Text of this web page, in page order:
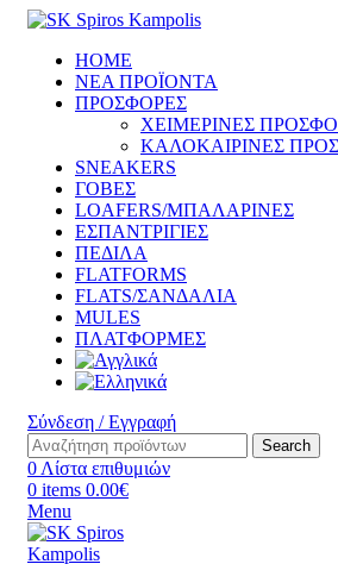
HOME
ΝΕΑ ΠΡΟΪΟΝΤΑ
ΠΡΟΣΦΟΡΕΣ
ΧΕΙΜΕΡΙΝΕΣ
ΚΑΛΟΚΑΙΡΙΝΕΣ
SNEAKERS
ΓΟΒΕΣ
LOAFERS/ΜΠΑΛΑΡΙΝΕΣ
ΕΣΠΑΝΤΡΙΓΙΕΣ
ΠΕΔΙΛΑ
FLATFORMS
FLATS/ΣΑΝΔΑΛΙΑ
MULES
ΠΛΑΤΦΟΡΜΕΣ
Σύνδεση / Εγγραφή
Search
0 Λίστα επιθυμιών
0 items 0.00€
Menu